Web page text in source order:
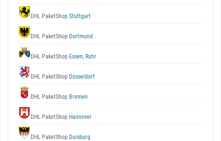
DHL PaketShop Stuttgart
DHL PaketShop Dortmund
DHL PaketShop Essen, Ruhr
DHL PaketShop Düsseldorf
DHL PaketShop Bremen
DHL PaketShop Hannover
DHL PaketShop Duisburg